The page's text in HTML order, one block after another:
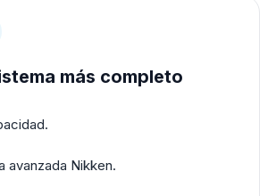
más completo
avanzada Nikken.